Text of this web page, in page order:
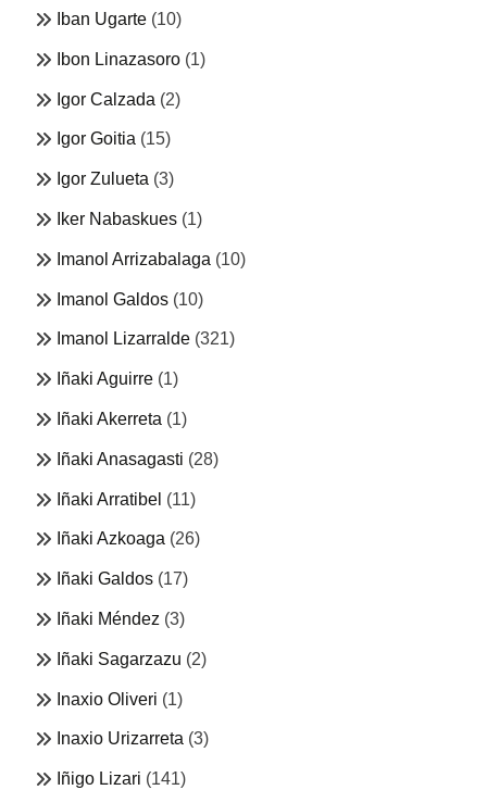
Iban Ugarte (10)
Ibon Linazasoro (1)
Igor Calzada (2)
Igor Goitia (15)
Igor Zulueta (3)
Iker Nabaskues (1)
Imanol Arrizabalaga (10)
Imanol Galdos (10)
Imanol Lizarralde (321)
Iñaki Aguirre (1)
Iñaki Akerreta (1)
Iñaki Anasagasti (28)
Iñaki Arratibel (11)
Iñaki Azkoaga (26)
Iñaki Galdos (17)
Iñaki Méndez (3)
Iñaki Sagarzazu (2)
Inaxio Oliveri (1)
Inaxio Urizarreta (3)
Iñigo Lizari (141)